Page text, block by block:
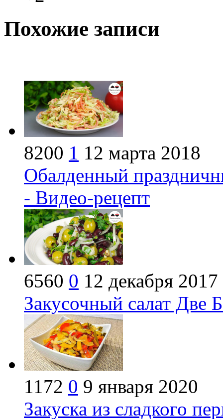
Похожие записи
8200 1 12 марта 2018
Обалденный
- Видео-рецепт
6560 0 12 декабря 2017
Закусочный салат Две
1172 0 9 января 2020
Закуска из сладкого